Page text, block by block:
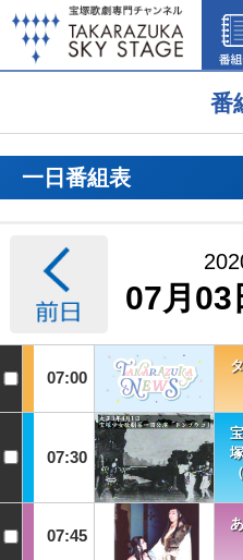
番
一日番組表
07月03
07:00
07:30
07:45